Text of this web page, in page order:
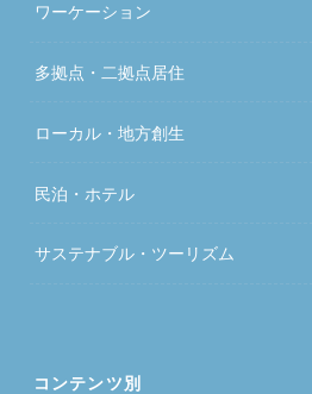
ワーケーション
多拠点・二拠点居住
ローカル・地方創生
民泊・ホテル
サステナブル・ツーリズム
コンテンツ別